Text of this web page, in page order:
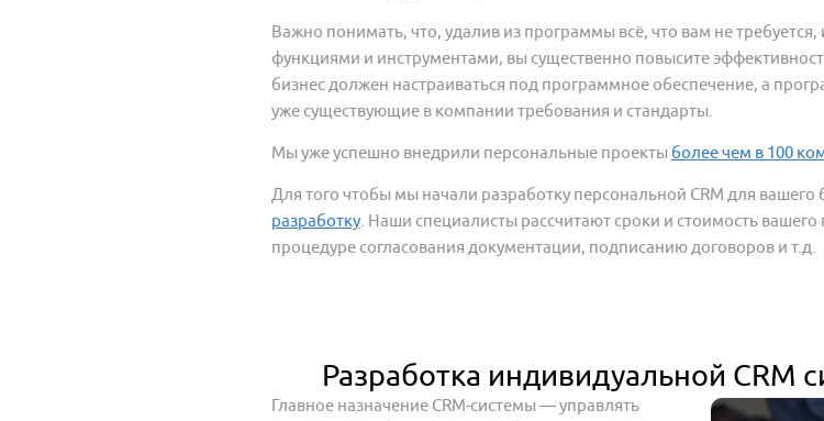
Важно понимать, что, удалив из программы всё, что вам не
функциями и инструментами, вы существенно повысите
бизнес должен настраиваться под программное обеспечение, а
уже существующие в компании требования и стандарты.
Мы уже успешно внедрили персональные проекты более чем в 100
Для того чтобы мы начали разработку персональной CRM для
разработку . Наши специалисты рассчитают сроки и стоимость
процедуре согласования документации, подписанию договоров и т.д.
Разработка индивидуальной CRM
Главное назначение CRM-системы — управлять